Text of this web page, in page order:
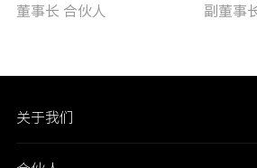
董事长 合伙人 副董事
关于我们